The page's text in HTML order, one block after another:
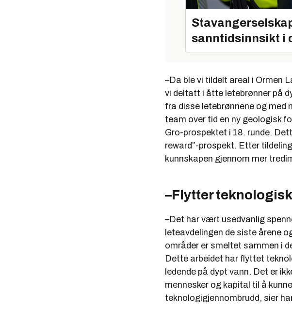
sanntidsinnsikt i
–Da ble vi tildelt areal i Ormen
vi deltatt i åtte letebrønner på
fra disse letebrønnene og med
team over tid en ny geologisk
Gro-prospektet i 18. runde.
reward”-prospekt. Etter
kunnskapen gjennom mer
–Flytter
–Det har vært usedvanlig
leteavdelingen de siste årene
områder er smeltet sammen i
Dette arbeidet har flyttet
ledende på dypt vann. Det er
mennesker og kapital til å
teknologigjennombrudd, sier